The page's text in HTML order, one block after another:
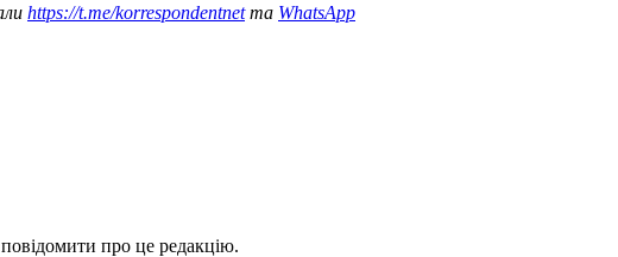
https://t.me/korrespondentnetта WhatsApp
про це редакцію.